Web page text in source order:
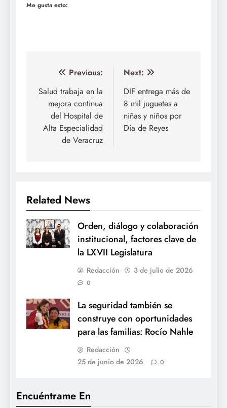
Encuéntrame En
Me gusta esto:
Navegación
de
entradas
Previous:
Salud trabaja en la
mejora continua
del Hospital de
Alta Especialidad
de Veracruz
Next:
DIF entrega más de
8 mil juguetes a
niñas y niños por
Día de Reyes
Related News
Orden, diálogo y colaboración
institucional, factores clave de
la LXVII Legislatura
Redacción 3 de julio de 2026
0
La seguridad también se
construye con oportunidades
para las familias: Rocío Nahle
Redacción
25 de junio de 2026
0